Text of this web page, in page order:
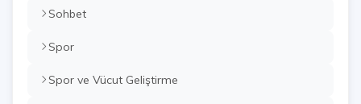
Sohbet
Spor
Spor ve Vücut Geliştirme